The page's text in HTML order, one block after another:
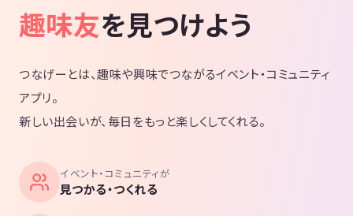
趣味友を見つけよう
つなげーとは、趣味や興味でつながるイベント・コミュニティ
アプリ。
新しい出会いが、毎日をもっと楽しくしてくれる。
イベント・コミュニティが
見つかる・つくれる